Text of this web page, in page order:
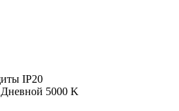
IP20
5000 K